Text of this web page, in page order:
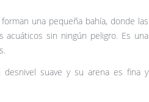
una pequeña bahía, donde las
acuáticos sin ningún peligro. Es una
suave y su arena es fina y